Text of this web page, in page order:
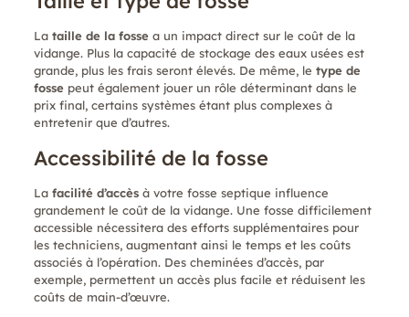
La taille de la fossea un impact direct sur le coût de la
vidange. Plus la capacité de stockage des eaux usées est
grande, plus les frais seront élevés. De même, le type de
fossepeut également jouer un rôle déterminant dans le
prix final, certains systèmes étant plus complexes à
entretenir que d’autres.
Accessibilité de la fosse
La facilité d’accèsà votre fosse septique influence
grandement le coût de la vidange. Une fosse difficilement
accessible nécessitera des efforts supplémentaires pour
les techniciens, augmentant ainsi le temps et les coûts
associés à l’opération. Des cheminées d’accès, par
exemple, permettent un accès plus facile et réduisent les
coûts de main-d’œuvre.